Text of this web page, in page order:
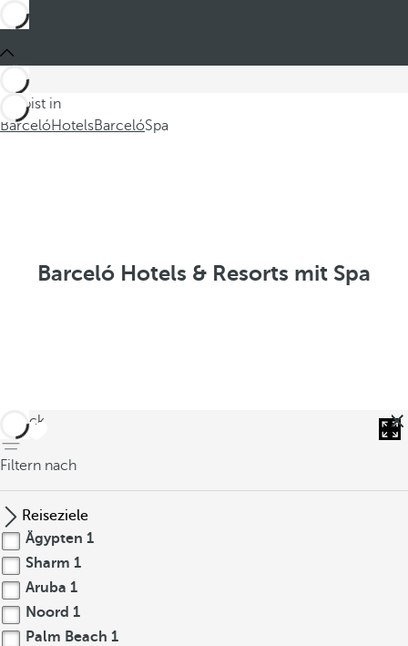
Du bist in
BarcelóHotelsBarcelóSpa
Barceló Hotels & Resorts mit Spa
zurück
Filtern nach
Reiseziele
Ägypten 1
Sharm 1
Aruba 1
Noord 1
Palm Beach 1